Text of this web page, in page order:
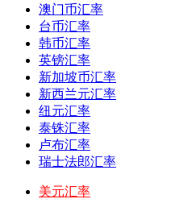
澳门币汇率
台币汇率
韩币汇率
英镑汇率
新加坡币汇率
新西兰元汇率
纽元汇率
泰铢汇率
卢布汇率
瑞士法郎汇率
美元汇率